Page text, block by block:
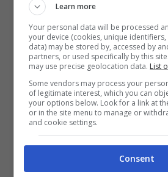
Fonte: Instagram
In particolare,
Massimiliano sta
Learn more
Your personal data will be processed
your device (cookies, unique
data) may be stored by, accessed by
partners, or used specifically by this
may use precise geolocation data. List
Some vendors may process your
of legitimate interest, which you can
your options below. Look for a link at
or in the site menu to manage or
and cookie settings.
Consent